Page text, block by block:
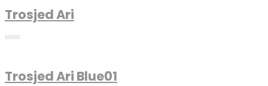
Trosjed Ari
Trosjed Ari Blue01